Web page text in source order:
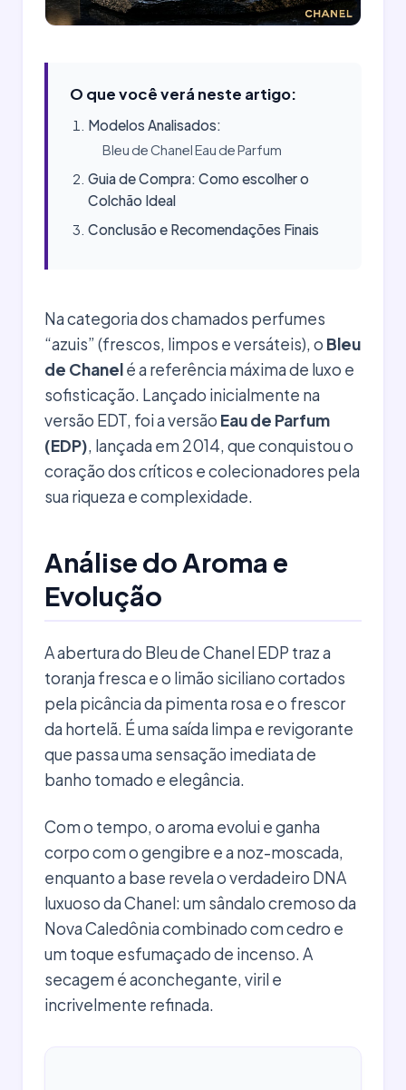
O que você verá neste artigo:
Modelos Analisados:
Bleu de Chanel Eau de Parfum
Guia de Compra: Como escolher o
Colchão Ideal
Conclusão e Recomendações Finais
Na categoria dos chamados perfumes
“azuis” (frescos, limpos e versáteis), o Bleu
de Chanelé a referência máxima de luxo e
sofisticação. Lançado inicialmente na
versão EDT, foi a versão Eau de Parfum
(EDP), lançada em 2014, que conquistou o
coração dos críticos e colecionadores pela
sua riqueza e complexidade.
Análise do Aroma e
Evolução
A abertura do Bleu de Chanel EDP traz a
toranja fresca e o limão siciliano cortados
pela picância da pimenta rosa e o frescor
da hortelã. É uma saída limpa e revigorante
que passa uma sensação imediata de
banho tomado e elegância.
Com o tempo, o aroma evolui e ganha
corpo com o gengibre e a noz-moscada,
enquanto a base revela o verdadeiro DNA
luxuoso da Chanel: um sândalo cremoso da
Nova Caledônia combinado com cedro e
um toque esfumaçado de incenso. A
secagem é aconchegante, viril e
incrivelmente refinada.